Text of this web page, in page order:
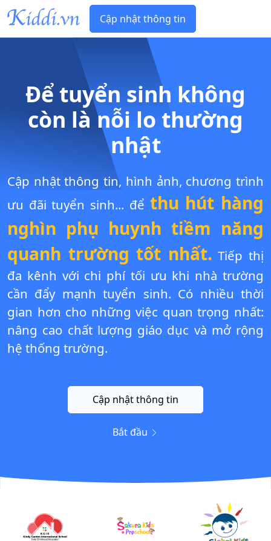
Cập nhật thông tin
Để tuyển sinh không
còn là nỗi lo thường
nhật
Cập nhật thông tin, hình ảnh, chương trình
ưu đãi tuyển sinh... để thu hút hàng
nghìn phụ huynh tiềm năng
quanh trường tốt nhất. Tiếp thị
đa kênh với chi phí tối ưu khi nhà trường
cần đẩy mạnh tuyển sinh. Có nhiều thời
gian hơn cho những việc quan trọng nhất:
nâng cao chất lượng giáo dục và mở rộng
hệ thống trường.
Cập nhật thông tin
Bắt đầu